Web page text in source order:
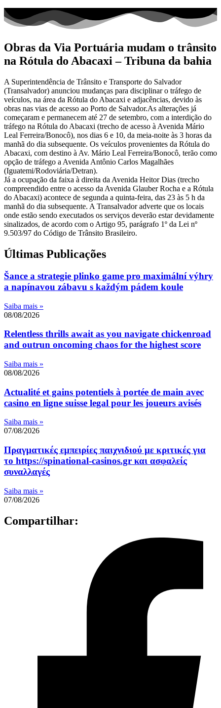
Obras da Via Portuária mudam o trânsito
na Rótula do Abacaxi – Tribuna da bahia
A Superintendência de Trânsito e Transporte do Salvador
(Transalvador) anunciou mudanças para disciplinar o tráfego de
veículos, na área da Rótula do Abacaxi e adjacências, devido às
obras nas vias de acesso ao Porto de Salvador.As alterações já
começaram e permanecem até 27 de setembro, com a interdição do
tráfego na Rótula do Abacaxi (trecho de acesso à Avenida Mário
Leal Ferreira/Bonocô), nos dias 6 e 10, da meia-noite às 3 horas da
manhã do dia subsequente. Os veículos provenientes da Rótula do
Abacaxi, com destino à Av. Mário Leal Ferreira/Bonocô, terão como
opção de tráfego a Avenida Antônio Carlos Magalhães
(Iguatemi/Rodoviária/Detran).
Já a ocupação da faixa à direita da Avenida Heitor Dias (trecho
compreendido entre o acesso da Avenida Glauber Rocha e a Rótula
do Abacaxi) acontece de segunda a quinta-feira, das 23 às 5 h da
manhã do dia subsequente. A Transalvador adverte que os locais
onde estão sendo executados os serviços deverão estar devidamente
sinalizados, de acordo com o Artigo 95, parágrafo 1º da Lei nº
9.503/97 do Código de Trânsito Brasileiro.
Últimas Publicações
Šance a strategie plinko game pro maximální výhry
a napínavou zábavu s každým pádem koule
Saiba mais »
08/08/2026
Relentless thrills await as you navigate chickenroad
and outrun oncoming chaos for the highest score
Saiba mais »
08/08/2026
Actualité et gains potentiels à portée de main avec
casino en ligne suisse legal pour les joueurs avisés
Saiba mais »
07/08/2026
Πραγματικές εμπειρίες παιχνιδιού με κριτικές για
το https://spinational-casinos.gr και ασφαλείς
συναλλαγές
Saiba mais »
07/08/2026
Compartilhar: